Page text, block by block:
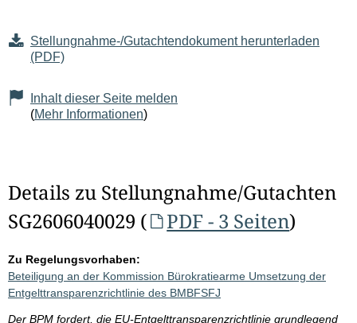
Stellungnahme-/Gutachtendokument herunterladen
(PDF)
Inhalt dieser Seite melden
(Mehr Informationen)
Details zu Stellungnahme/Gutachten
SG2606040029 (
PDF - 3 Seiten)
Zu Regelungsvorhaben:
Beteiligung an der Kommission Bürokratiearme Umsetzung der
Entgelttransparenzrichtlinie des BMBFSFJ
Der BPM fordert, die EU-Entgelttransparenzrichtlinie grundlegend